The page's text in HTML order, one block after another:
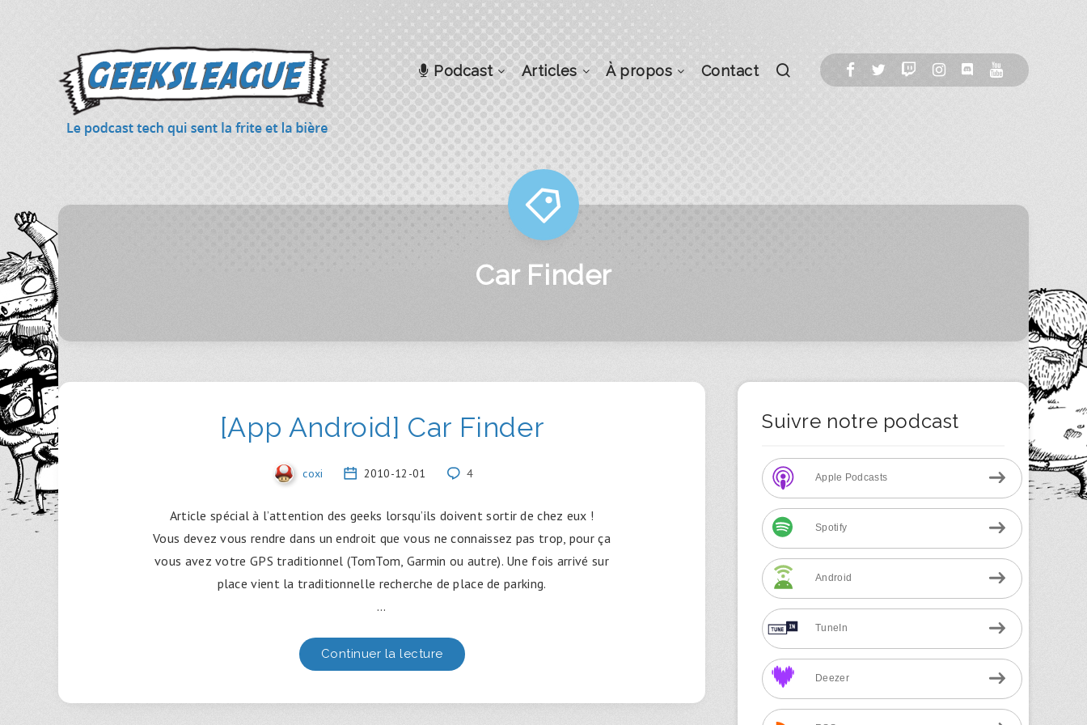
Podcast Articles À propos Contact
Car Finder
[App Android] Car Finder
coxi 2010-12-01 4
Article spécial à l’attention des geeks lorsqu’ils doivent sortir de chez eux !
Vous devez vous rendre dans un endroit que vous ne connaissez pas trop, pour ça
vous avez votre GPS traditionnel (TomTom, Garmin ou autre). Une fois arrivé sur
place vient la traditionnelle recherche de place de parking.
…
Continuer la lecture
Suivre notre podcast
Apple Podcasts
Spotify
Android
TuneIn
Deezer